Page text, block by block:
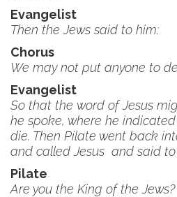
Evangelist
Then the Jews said to him:
Chorus
We may not put anyone to
Evangelist
So that the word of Jesus
he spoke, where he
die. Then Pilate went back
and called Jesus and said to
Pilate
Are you the King of the Jews?